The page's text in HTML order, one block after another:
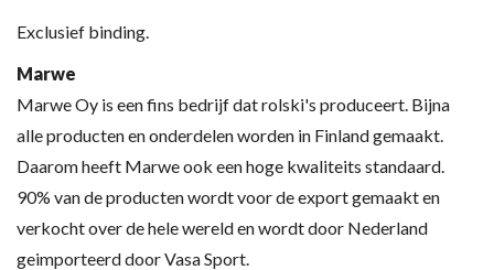
Exclusief binding.
Marwe
Marwe Oy is een fins bedrijf dat rolski's produceert. Bijna
alle producten en onderdelen worden in Finland gemaakt.
Daarom heeft Marwe ook een hoge kwaliteits standaard.
90% van de producten wordt voor de export gemaakt en
verkocht over de hele wereld en wordt door Nederland
geimporteerd door Vasa Sport.